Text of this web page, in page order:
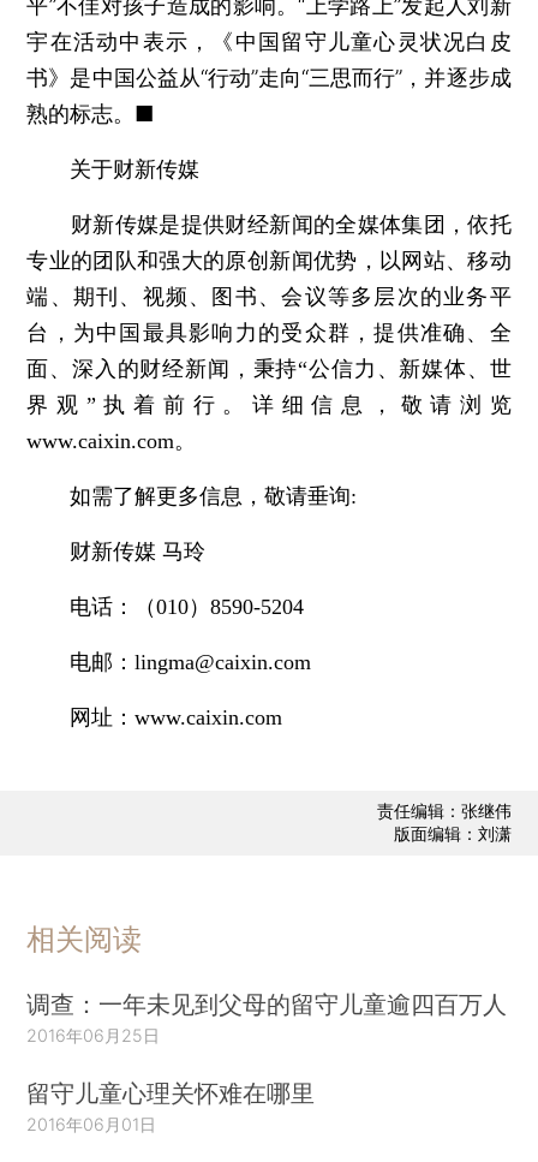
平”不佳对孩子造成的影响。“上学路上”发起人刘新
宇在活动中表示，《中国留守儿童心灵状况白皮
书》是中国公益从“行动”走向“三思而行”，并逐步成
熟的标志。■
关于财新传媒
财新传媒是提供财经新闻的全媒体集团，依托
专业的团队和强大的原创新闻优势，以网站、移动
端、期刊、视频、图书、会议等多层次的业务平
台，为中国最具影响力的受众群，提供准确、全
面、深入的财经新闻，秉持“公信力、新媒体、世
界观”执着前行。详细信息，敬请浏览
www.caixin.com。
如需了解更多信息，敬请垂询:
财新传媒 马玲
电话：（010）8590-5204
电邮：lingma@caixin.com
网址：www.caixin.com
责任编辑：张继伟
版面编辑：刘潇
相关阅读
调查：一年未见到父母的留守儿童逾四百万人
2016年06月25日
留守儿童心理关怀难在哪里
2016年06月01日